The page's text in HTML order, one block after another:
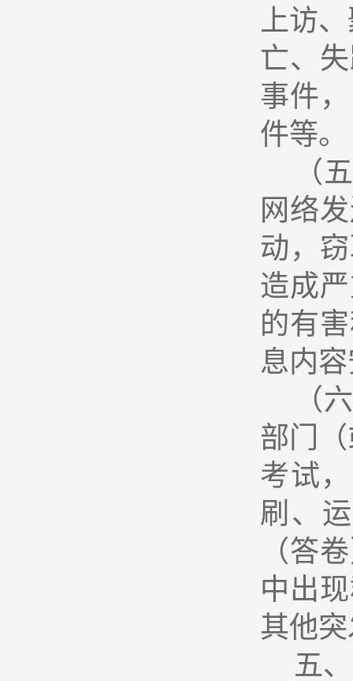
上访
亡、
事件
件等。
（
网络
动，
造成
的有
息内
（
部门
考试
刷、
（答
中出
其他
五